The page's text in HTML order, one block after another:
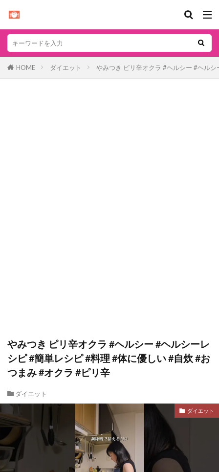
HOME ダイエット やみつき ピリ辛オクラ #ヘルシー #ヘル
やみつき ピリ辛オクラ #ヘルシー #ヘルシーレ
シピ #簡単レシピ #料理 #体に優しい #自炊 #お
つまみ #オクラ #ピリ辛
ダイエット
ダイエット